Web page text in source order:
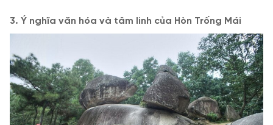
3. Ý nghĩa văn hóa và tâm linh của Hòn Trống Mái